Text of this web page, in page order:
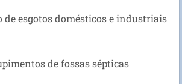
de esgotos domésticos e industriais
de fossas sépticas